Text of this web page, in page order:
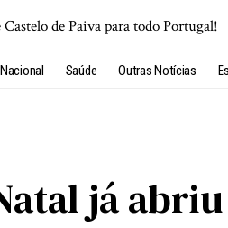
Nacional Saúde Outras Notícias
já abriu